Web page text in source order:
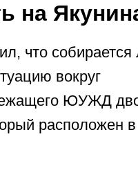
на
что собирается
вокруг
ЮУЖД
расположен в